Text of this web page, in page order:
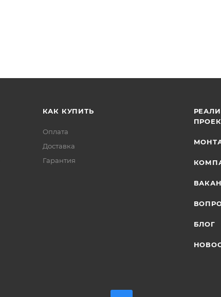
КАК КУПИТЬ
Оплата
Доставка
Гарантия
БЛОГ